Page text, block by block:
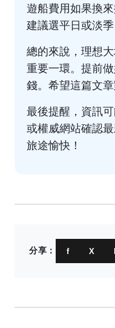
遊船費用如果換
建議選平日或淡季
總的來說，理想
重要一環。提前
錢。希望這篇文章
最後提醒，資訊
或權威網站確認
旅途愉快！
分享： f X